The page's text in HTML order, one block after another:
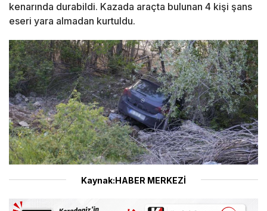
kenarında durabildi. Kazada araçta bulunan 4 kişi şans
eseri yara almadan kurtuldu.
Kaynak:HABER MERKEZİ